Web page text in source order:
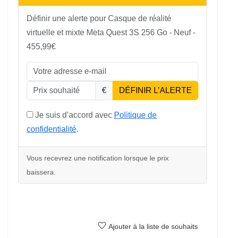
Définir une alerte pour Casque de réalité
virtuelle et mixte Meta Quest 3S 256 Go - Neuf -
455,99€
€ DÉFINIR L’ALERTE
Je suis d’accord avec Politique de
confidentialité.
Vous recevrez une notification lorsque le prix
baissera.
Ajouter à la liste de souhaits